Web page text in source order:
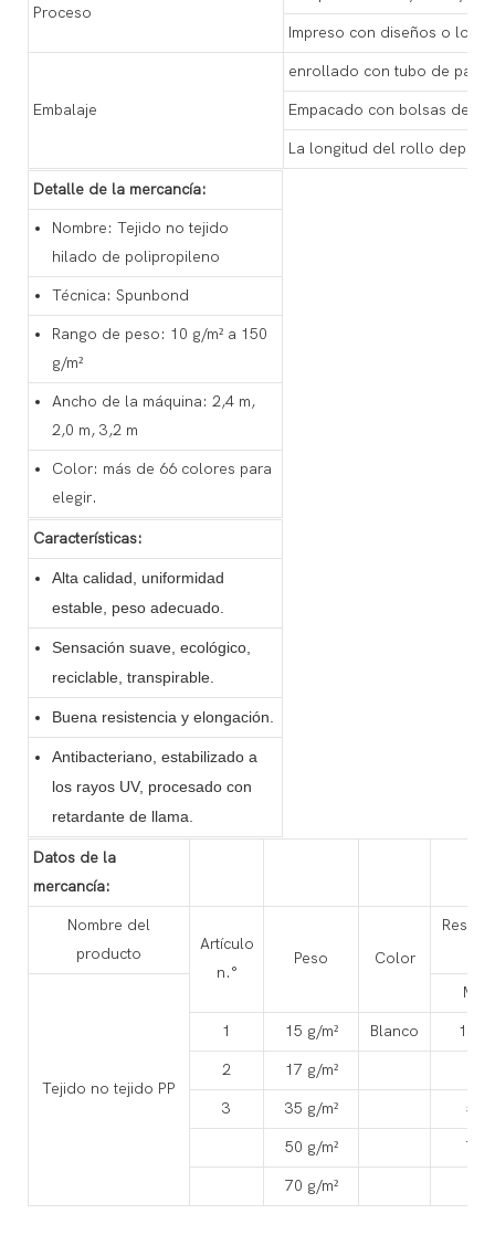
Proceso
Impreso con diseños o
Embalaje
enrollado con tubo de papel
Empacado con bolsas de
La longitud del rollo
Detalle de la mercancía:
Nombre: Tejido no tejido
hilado de polipropileno
Técnica: Spunbond
Rango de peso: 10 g/m² a 150
g/m²
Ancho de la máquina: 2,4 m,
2,0 m, 3,2 m
Color: más de 66 colores para
elegir.
Características:
Alta calidad, uniformidad
estable, peso adecuado.
Sensación suave, ecológico,
reciclable, transpirable.
Buena resistencia y elongación.
Antibacteriano, estabilizado a
los rayos UV, procesado con
retardante de llama.
Datos de la
mercancía:
Nombre del
producto
Artículo
n.°
Peso Color
Tejido no tejido PP
MD
1 15 g/m² Blanco 14.7
2 17 g/m²
3 35 g/m² 56
50 g/m² 74
70 g/m²